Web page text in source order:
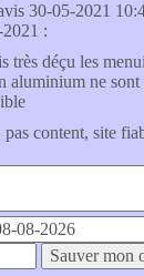
30-05-2021
:
très déçu les
aluminium ne
pas content, site